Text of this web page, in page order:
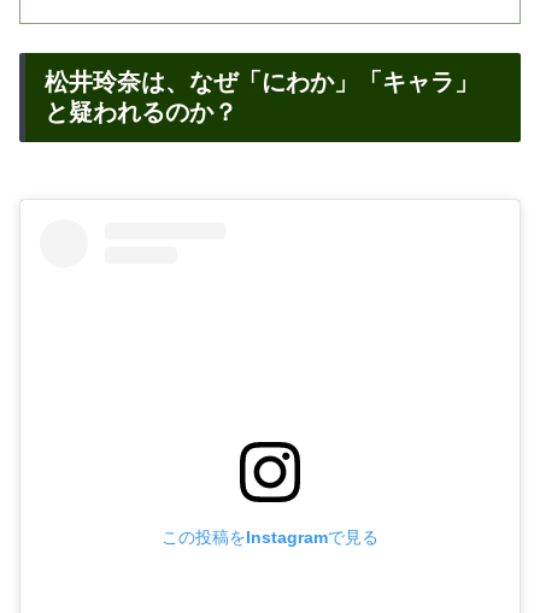
松井玲奈は、なぜ「にわか」「キャラ」
と疑われるのか？
この投稿をInstagramで見る